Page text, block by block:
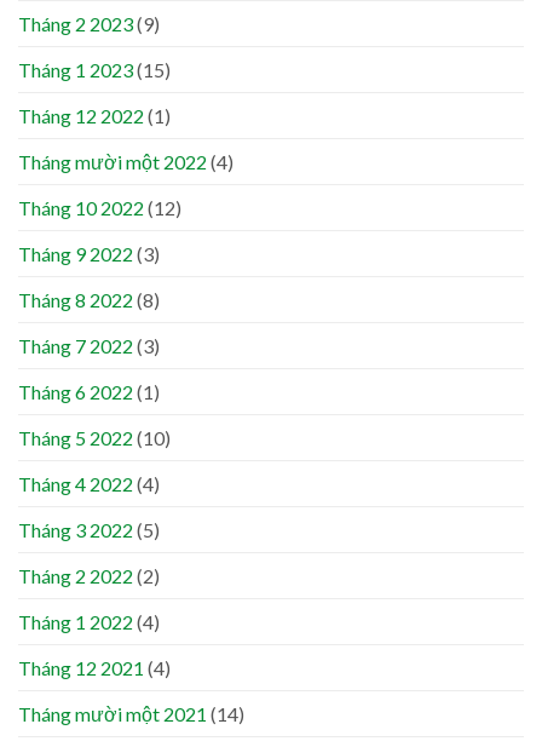
Tháng 2 2023(9)
Tháng 1 2023(15)
Tháng 12 2022 (1)
Tháng mười một 2022 (4)
Tháng 10 2022 (12)
Tháng 9 2022 (3)
Tháng 8 2022 (8)
Tháng 7 2022 (3)
Tháng 6 2022 (1)
Tháng 5 2022 (10)
Tháng 4 2022 (4)
Tháng 3 2022 (5)
Tháng 2 2022 (2)
Tháng 1 2022 (4)
Tháng 12 2021 (4)
Tháng mười một 2021 (14)